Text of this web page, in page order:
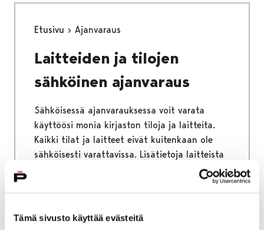
Tämä sivusto käyttää evästeitä
Etusivu Ajanvaraus
Laitteiden ja tilojen
sähköinen ajanvaraus
Sähköisessä ajanvarauksessa voit varata
käyttöösi monia kirjaston tiloja ja laitteita.
Kaikki tilat ja laitteet eivät kuitenkaan ole
sähköisesti varattavissa. Lisätietoja laitteista